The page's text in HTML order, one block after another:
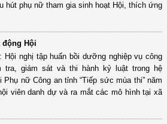
hút phụ nữ tham gia sinh hoạt Hội, thích ứng
động Hội
Hội nghị tập huấn bồi dưỡng nghiệp vụ công
tra, giám sát và thi hành kỷ luật trong hệ
Phụ nữ Công an tỉnh “Tiếp sức mùa thi” năm
viên danh dự và ra mắt các mô hình tại xã